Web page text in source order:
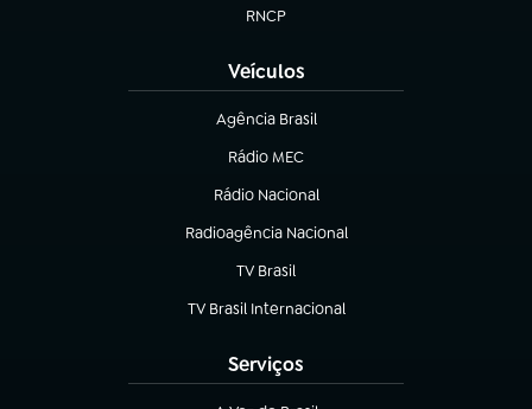
RNCP
(abre em nova aba)
Veículos
Agência Brasil
(abre em nova aba)
Rádio MEC
Rádio Nacional
(abre em nova aba)
Radioagência Nacional
(abre em nova aba)
TV Brasil
(abre em nova aba)
TV Brasil Internacional
(abre em nova aba)
Serviços